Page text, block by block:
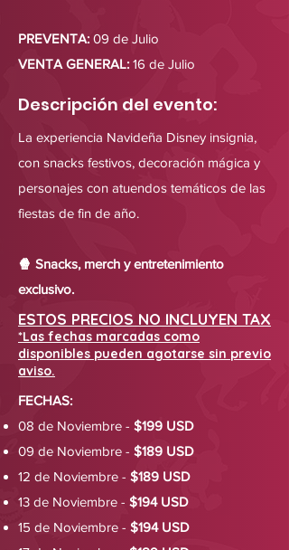
PREVENTA: 09 de Julio
VENTA GENERAL: 16 de Julio
Descripción del evento:
La experiencia Navideña Disney insignia,
con snacks festivos, decoración mágica y
personajes con atuendos temáticos de las
fiestas de fin de año.
🍿 Snacks, merch y entretenimiento
exclusivo.
ESTOS PRECIOS NO INCLUYEN TAX
*Las fechas marcadas como
disponibles pueden agotarse sin previo
aviso.
FECHAS:
08 de Noviembre - $199 USD
09 de Noviembre - $189 USD
12 de Noviembre - $189 USD
13 de Noviembre - $194 USD
15 de Noviembre - $194 USD